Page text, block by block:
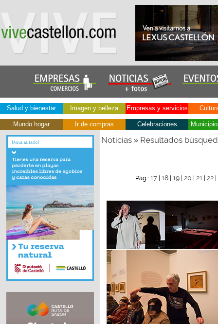
Salud y bienestar Imagen y belleza Empresas y servicios
Mundo hogar Ir de compras Celebraciones
Noticias» Resultados
Pág.: 17| 18| 19| 20 21| 22|